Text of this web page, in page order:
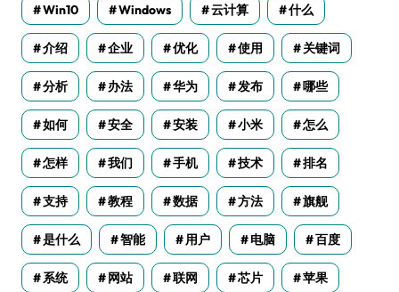
Win10 Windows 云计算 什么
介绍 企业 优化 使用 关键词
分析 办法 华为 发布 哪些
如何 安全 安装 小米 怎么
怎样 我们 手机 技术 排名
支持 教程 数据 方法 旗舰
是什么 智能 用户 电脑 百度
系统 网站 联网 芯片 苹果